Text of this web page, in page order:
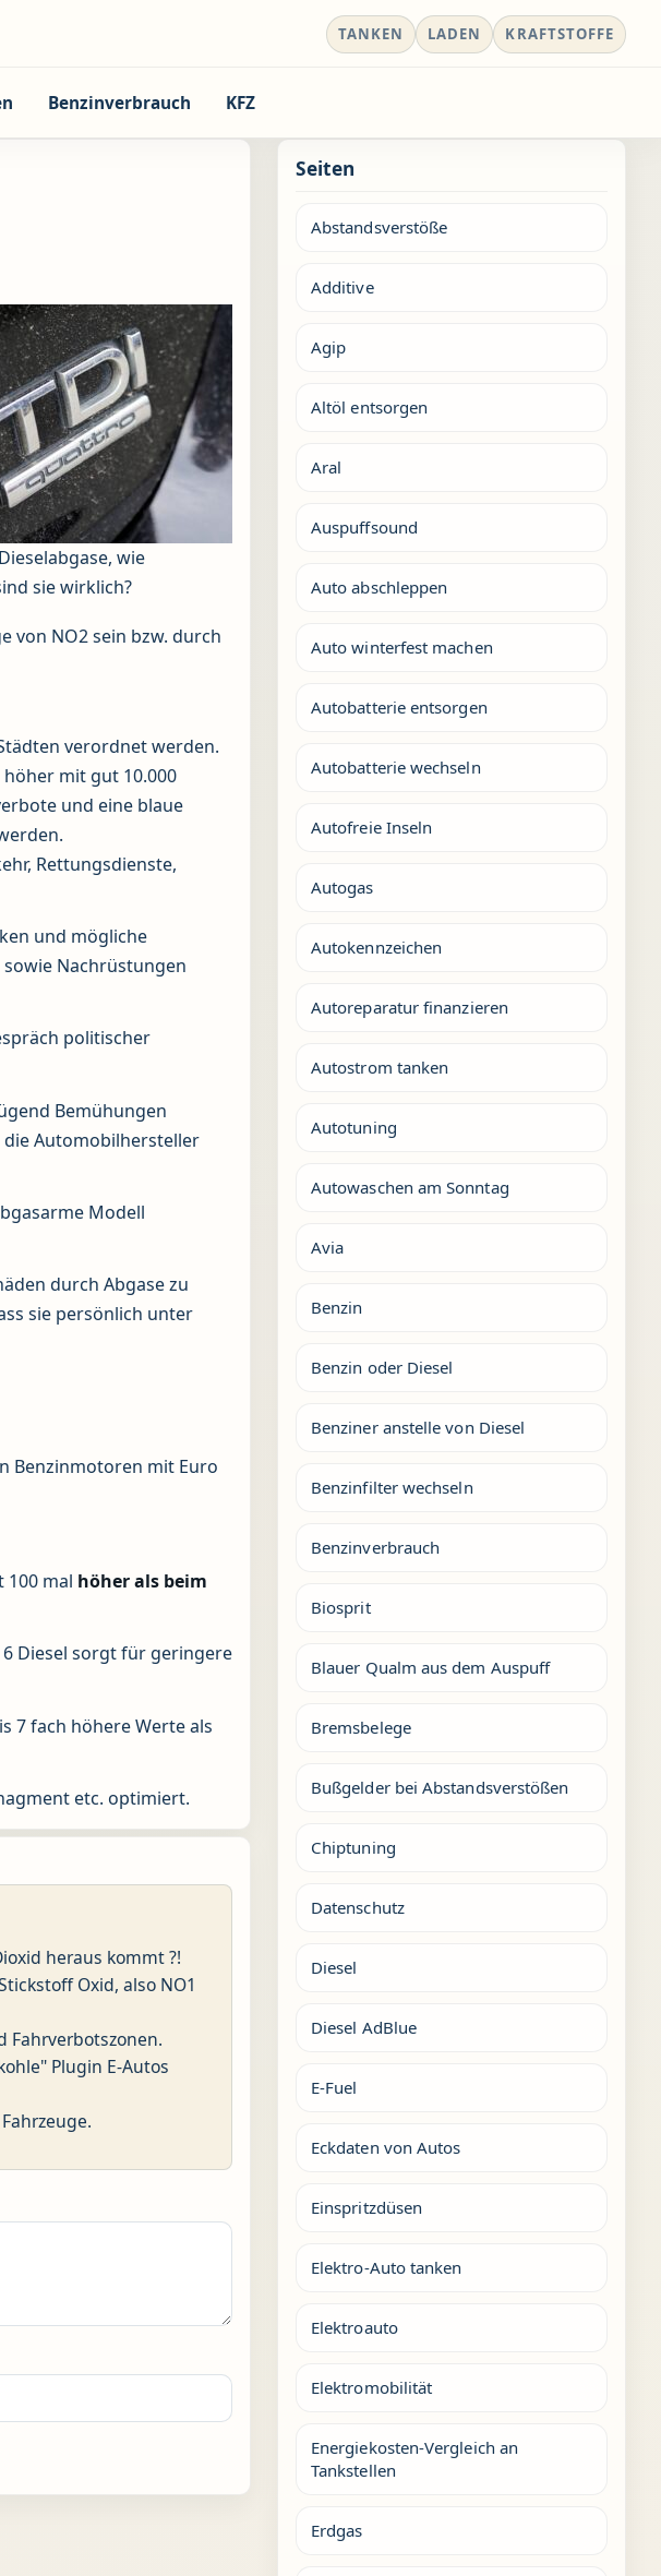
TANKEN LADEN KRAFTSTOFFE
Benzinverbrauch KFZ
wie
sie wirklich?
von NO2 sein bzw. durch
verordnet werden.
mit gut 10.000
und eine blaue
Rettungsdienste,
und mögliche
Nachrüstungen
politischer
Bemühungen
die Automobilhersteller
Modell
durch Abgase zu
sie persönlich unter
Benzinmotoren mit Euro
100 mal höher als beim
6 Diesel sorgt für geringere
7 fach höhere Werte als
etc. optimiert.
heraus kommt ?!
Oxid, also NO1
Fahrverbotszonen.
Plugin E-Autos
Seiten
Abstandsverstöße
Additive
Agip
Altöl entsorgen
Aral
Auspuffsound
Auto abschleppen
Auto winterfest machen
Autobatterie entsorgen
Autobatterie wechseln
Autofreie Inseln
Autogas
Autokennzeichen
Autoreparatur finanzieren
Autostrom tanken
Autotuning
Autowaschen am Sonntag
Avia
Benzin
Benzin oder Diesel
Benziner anstelle von Diesel
Benzinfilter wechseln
Benzinverbrauch
Biosprit
Blauer Qualm aus dem Auspuff
Bremsbelege
Bußgelder bei Abstandsverstößen
Chiptuning
Datenschutz
Diesel
Diesel AdBlue
E-Fuel
Eckdaten von Autos
Einspritzdüsen
Elektro-Auto tanken
Elektroauto
Elektromobilität
Energiekosten-Vergleich an
Tankstellen
Erdgas